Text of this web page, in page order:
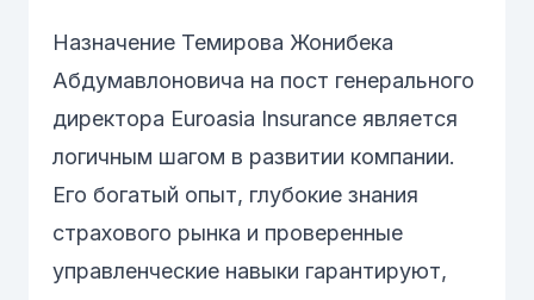
Назначение Темирова Жонибека
Абдумавлоновича на пост генерального
директора Euroasia Insurance является
логичным шагом в развитии компании.
Его богатый опыт, глубокие знания
страхового рынка и проверенные
управленческие навыки гарантируют,